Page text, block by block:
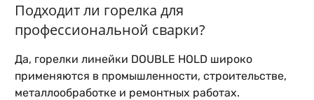
Подходит ли горелка для
профессиональной сварки?
Да, горелки линейки DOUBLE HOLD широко
применяются в промышленности, строительстве,
металлообработке и ремонтных работах.